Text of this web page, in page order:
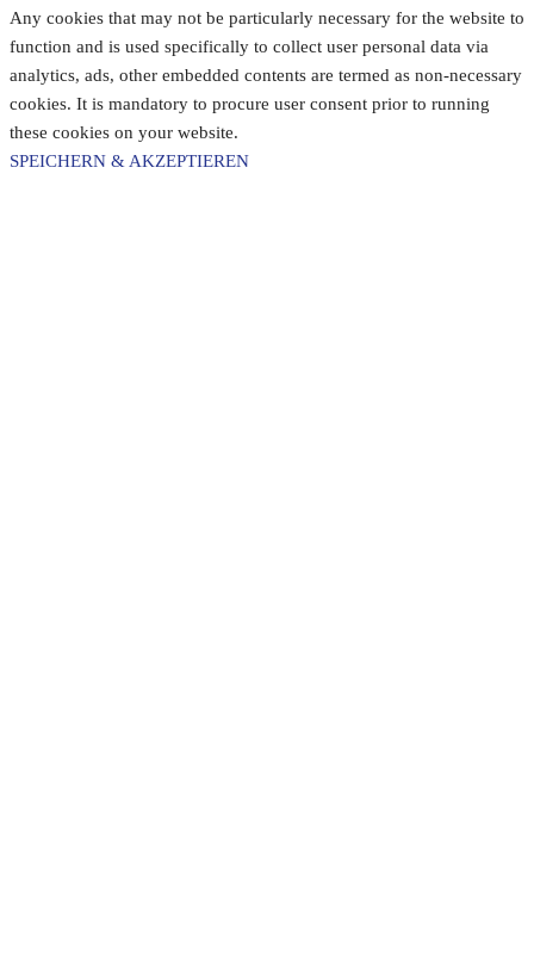
Any cookies that may not be particularly necessary for the website to
function and is used specifically to collect user personal data via
analytics, ads, other embedded contents are termed as non-necessary
cookies. It is mandatory to procure user consent prior to running
these cookies on your website.
SPEICHERN & AKZEPTIEREN